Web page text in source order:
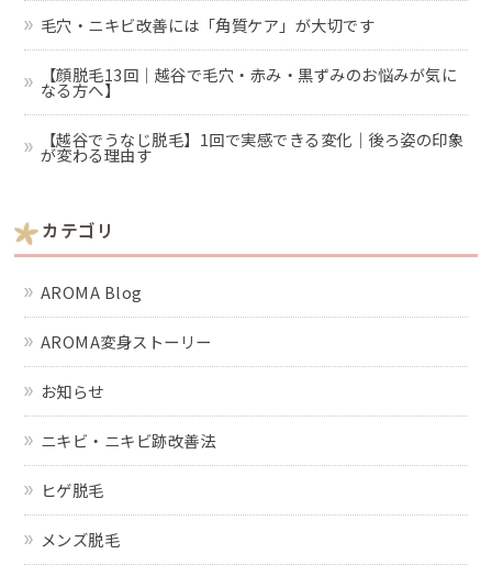
毛穴・ニキビ改善には「角質ケア」が大切です
【顔脱毛13回｜越谷で毛穴・赤み・黒ずみのお悩みが気に
なる方へ】
【越谷でうなじ脱毛】1回で実感できる変化｜後ろ姿の印象
が変わる理由す
カテゴリ
AROMA Blog
AROMA変身ストーリー
お知らせ
ニキビ・ニキビ跡改善法
ヒゲ脱毛
メンズ脱毛